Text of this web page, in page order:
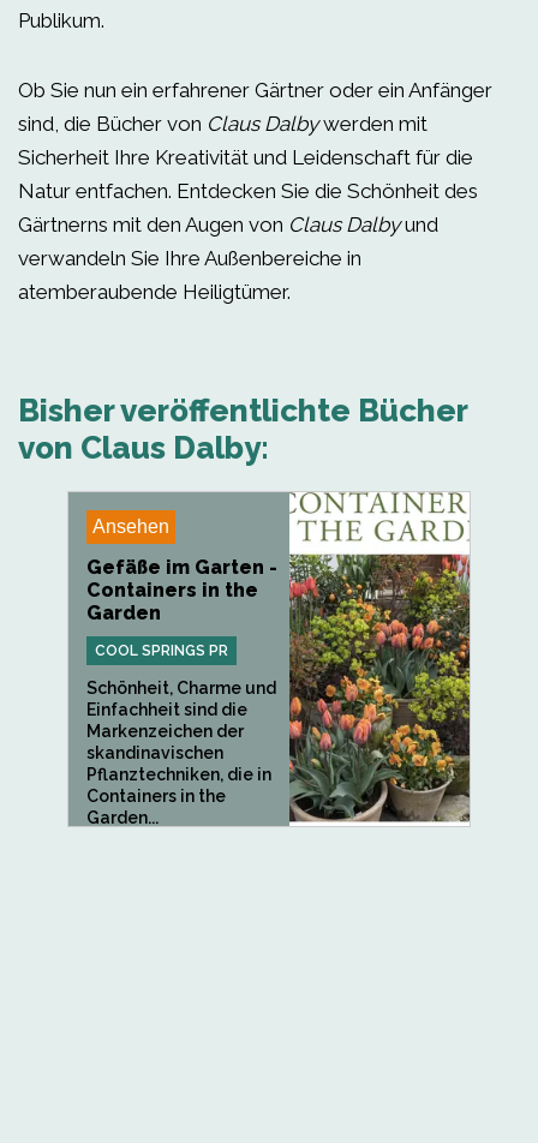
Publikum.
Ob Sie nun ein erfahrener Gärtner oder ein Anfänger
sind, die Bücher von Claus Dalbywerden mit
Sicherheit Ihre Kreativität und Leidenschaft für die
Natur entfachen. Entdecken Sie die Schönheit des
Gärtnerns mit den Augen von Claus Dalbyund
verwandeln Sie Ihre Außenbereiche in
atemberaubende Heiligtümer.
Bisher veröffentlichte Bücher
von Claus Dalby:
Ansehen
Gefäße im Garten -
Containers in the
Garden
COOL SPRINGS PR
Schönheit, Charme und
Einfachheit sind die
Markenzeichen der
skandinavischen
Pflanztechniken, die in
Containers in the
Garden...